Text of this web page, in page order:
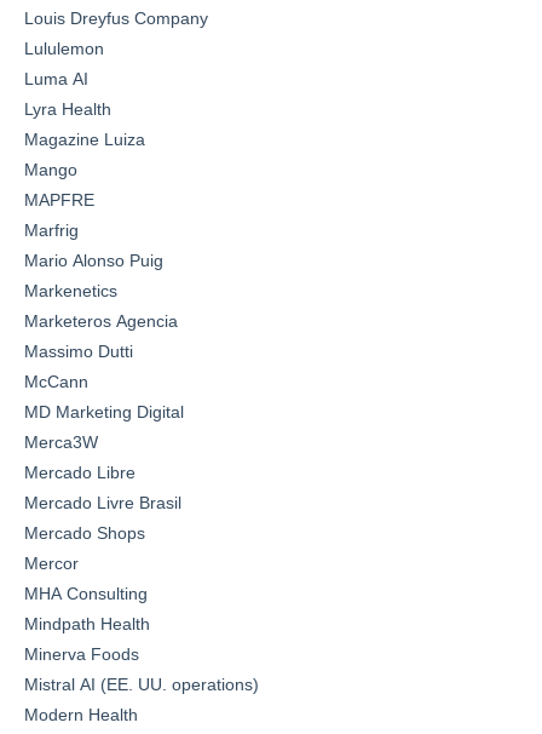
Louis Dreyfus Company
Lululemon
Luma AI
Lyra Health
Magazine Luiza
Mango
MAPFRE
Marfrig
Mario Alonso Puig
Markenetics
Marketeros Agencia
Massimo Dutti
McCann
MD Marketing Digital
Merca3W
Mercado Libre
Mercado Livre Brasil
Mercado Shops
Mercor
MHA Consulting
Mindpath Health
Minerva Foods
Mistral AI (EE. UU. operations)
Modern Health